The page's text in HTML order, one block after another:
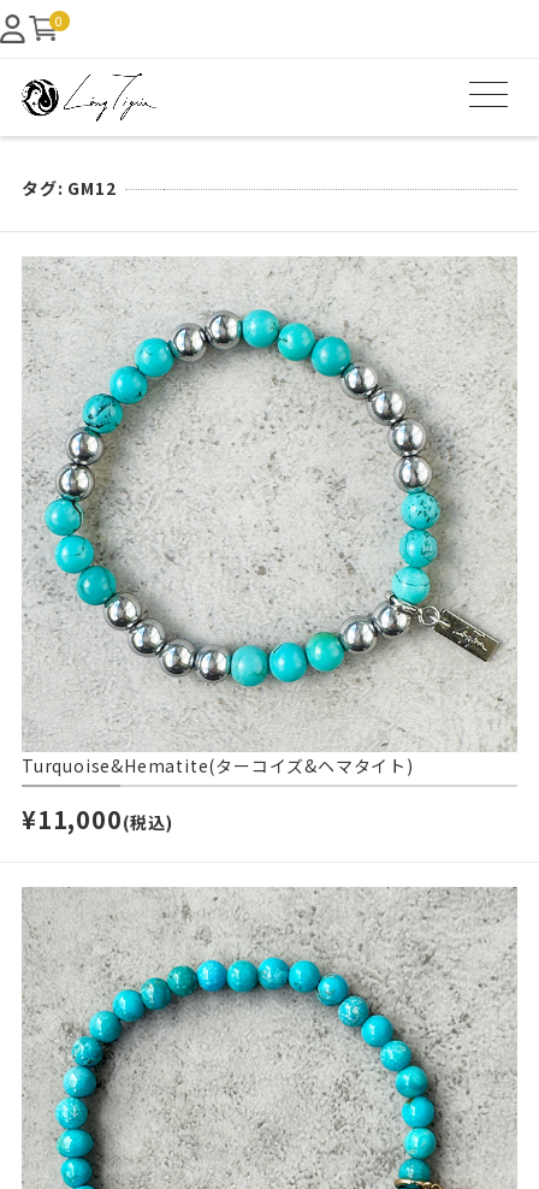
0
タグ: GM12
Turquoise&Hematite(ターコイズ&ヘマタイト)
¥11,000(税込)